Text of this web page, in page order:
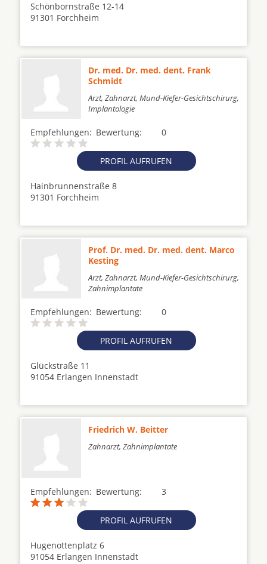
Schönbornstraße 12-14
91301 Forchheim
Dr. med. Dr. med. dent. Frank
Schmidt
Arzt, Zahnarzt, Mund-Kiefer-Gesichtschirurg,
Implantologie
Empfehlungen: 0
Bewertung:
PROFIL AUFRUFEN
Hainbrunnenstraße 8
91301 Forchheim
Prof. Dr. med. Dr. med. dent. Marco
Kesting
Arzt, Zahnarzt, Mund-Kiefer-Gesichtschirurg,
Zahnimplantate
Empfehlungen: 0
Bewertung:
PROFIL AUFRUFEN
Glückstraße 11
91054 Erlangen Innenstadt
Friedrich W. Beitter
Zahnarzt, Zahnimplantate
Empfehlungen: 3
Bewertung:
PROFIL AUFRUFEN
Hugenottenplatz 6
91054 Erlangen Innenstadt